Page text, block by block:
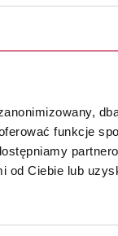
funkcje
od Ciebie lub